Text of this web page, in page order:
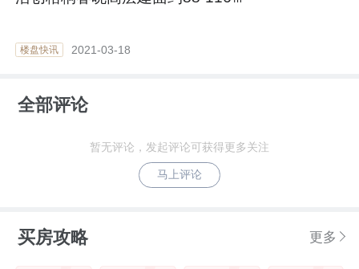
楼盘快讯 2021-03-18
全部评论
暂无评论，发起评论可获得更多关注
马上评论
买房攻略 更多